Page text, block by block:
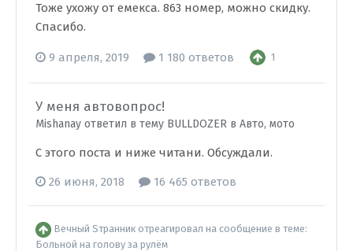
Тоже ухожу от емекса. 863 номер, можно скидку.
Спасибо.
9 апреля, 2019 1 180 ответов 1
У меня автовопрос!
Mishanay ответил в тему BULLDOZER в Авто, мото
С этого поста и ниже читани. Обсуждали.
26 июня, 2018 16 465 ответов
Вечный Sтранник отреагировал на сообщение в теме:
Больной на голову за рулём